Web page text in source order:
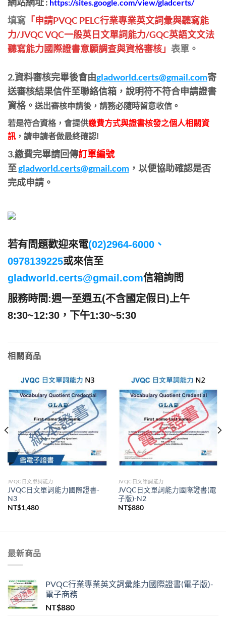
https://sites.google.com/view/gladcerts/
填寫 「申請PVQC PELC行業專業英文詞彙與聽寫能
力/JVQC VQC一般英日文單詞能力/GQC英語文文法
聽寫能力國際證書意願調查與資格審核」 表單。
2.資料審核完畢後會由gladworld.certs@gmail.com寄
送審核結果信件至聯絡信箱，說明符不符合申請證書
資格。 送出審核申請後，請務必隨時留意收信。
若是符合資格，會提供繳費方式與證書核發之個人相關資
訊 ，請申請者做最終確認!
3.繳費完畢請回傳訂單編號
至gladworld.certs@gmail.com ， 以便協助確認是否
完成申請。
若有問題歡迎來電(02)2964-6000、
0978139225或來信至
gladworld.certs@gmail.com信箱詢問
服務時間:週一至週五(不含國定假日)上午
8:30~12:30，下午1:30~5:30
相關商品
JVQC日文單詞能力
JVQC日文單詞能力國際證書-
N3
NT$1,480
JVQC日文單詞能力
JVQC日文單詞能力國際證書(電
子版)-N2
NT$880
最新商品
PVQC行業專業英文詞彙能力國際證書(電子版)-
電子商務
NT$880